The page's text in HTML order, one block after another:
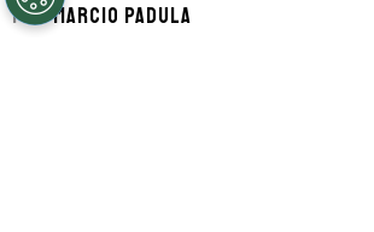
PorMarcio Padula